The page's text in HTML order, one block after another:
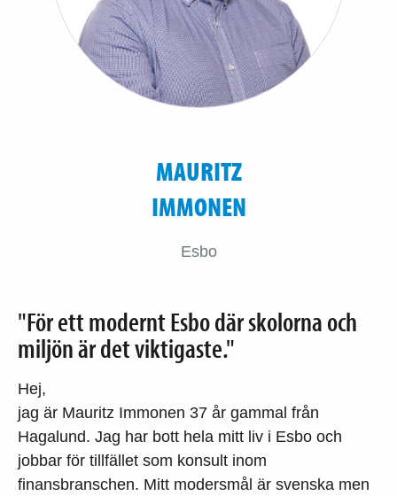
MAURITZ
IMMONEN
Esbo
"För ett modernt Esbo där skolorna och
miljön är det viktigaste."
Hej,
jag är Mauritz Immonen 37 år gammal från
Hagalund. Jag har bott hela mitt liv i Esbo och
jobbar för tillfället som konsult inom
finansbranschen. Mitt modersmål är svenska men